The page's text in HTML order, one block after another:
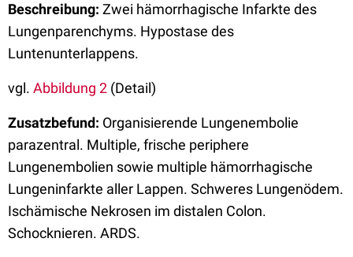
Beschreibung: Zwei hämorrhagische Infarkte des
Lungenparenchyms. Hypostase des
Luntenunterlappens.
vgl. Abbildung 2 (Detail)
Zusatzbefund: Organisierende Lungenembolie
parazentral. Multiple, frische periphere
Lungenembolien sowie multiple hämorrhagische
Lungeninfarkte aller Lappen. Schweres Lungenödem.
Ischämische Nekrosen im distalen Colon.
Schocknieren. ARDS.